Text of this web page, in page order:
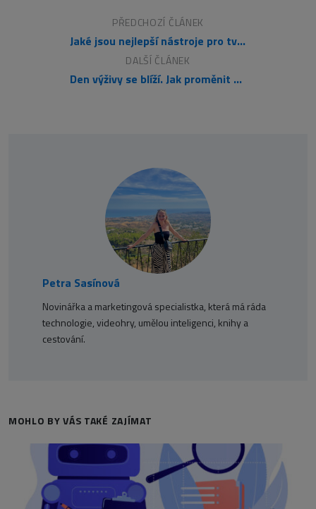
PŘEDCHOZÍ ČLÁNEK
Jaké jsou nejlepší nástroje pro tvorbu webového designu
DALŠÍ ČLÁNEK
Den výživy se blíží. Jak proměnit vášeň pro zdraví v úspěšné online podnikání?
Petra Sasínová
Novinářka a marketingová specialistka, která má ráda
technologie, videohry, umělou inteligenci, knihy a
cestování.
MOHLO BY VÁS TAKÉ ZAJÍMAT